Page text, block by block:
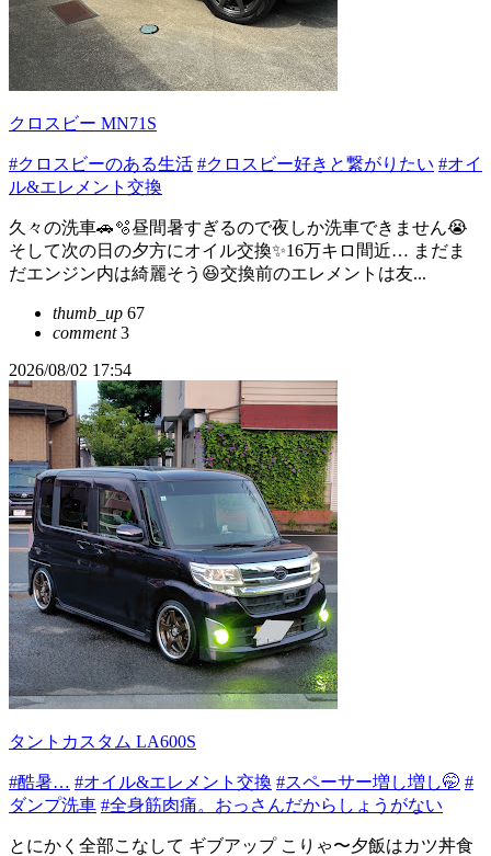
クロスビー MN71S
#クロスビーのある生活 #クロスビー好きと繋がりたい #オイ
ル&エレメント交換
久々の洗車🚗🫧昼間暑すぎるので夜しか洗車できません😭
そして次の日の夕方にオイル交換✨16万キロ間近… まだま
だエンジン内は綺麗そう😆交換前のエレメントは友...
thumb_up 67
comment3
2026/08/02 17:54
タントカスタム LA600S
#酷暑… #オイル&エレメント交換 #スペーサー増し増し🤭 #
ダンプ洗車 #全身筋肉痛。おっさんだからしょうがない
とにかく全部こなして ギブアップ こりゃ〜夕飯はカツ丼食